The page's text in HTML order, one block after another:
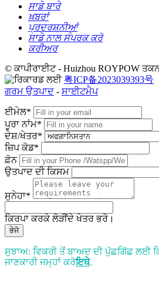
ਸਾਡੇ ਬਾਰੇ
ਖ਼ਬਰਾਂ
ਪ੍ਰਦਰਸ਼ਨੀਆਂ
ਸਾਡੇ ਨਾਲ ਸੰਪਰਕ ਕਰੋ
ਕਰੀਅਰ
© ਕਾਪੀਰਾਈਟ - Huizhou ROYPOW
粤ICP备2023039393号
ਗਰਮ ਉਤਪਾਦ - ਸਾਈਟਮੈਪ
ਈਮੇਲ*
ਪੂਰਾ ਨਾਂਮ*
ਦੇਸ਼/ਖੇਤਰ*
ਜ਼ਿਪ ਕੋਡ*
ਫ਼ੋਨ
ਉਤਪਾਦ ਦੀ ਕਿਸਮ
ਸੁਨੇਹਾ*
ਕਿਰਪਾ ਕਰਕੇ ਲੋੜੀਂਦੇ ਖੇਤਰ ਭਰੋ।
ਭੇਜੋ
ਸੁਝਾਅ: ਵਿਕਰੀ ਤੋਂ ਬਾਅਦ ਦੀ ਪੁੱਛਗਿੱਛ ਲਈ
ਜਾਣਕਾਰੀ ਜਮ੍ਹਾਂ ਕਰੋਇਥੇ.